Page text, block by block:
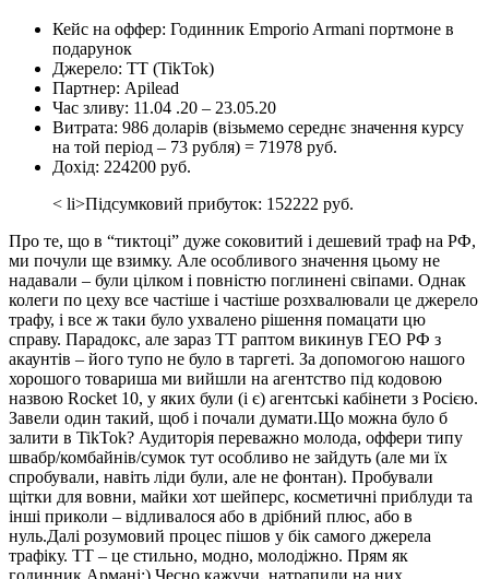
Кейс на оффер: Годинник Emporio Armani портмоне в
подарунок
Джерело: ТТ (TikTok)
Партнер: Apilead
Час зливу: 11.04 .20 – 23.05.20
Витрата: 986 доларів (візьмемо середнє значення курсу
на той період – 73 рубля) = 71978 руб.
Дохід: 224200 руб.
< li>Підсумковий прибуток: 152222 руб.
Про те, що в “тиктоці” дуже соковитий і дешевий траф на РФ,
ми почули ще взимку. Але особливого значення цьому не
надавали – були цілком і повністю поглинені свіпами. Однак
колеги по цеху все частіше і частіше розхвалювали це джерело
трафу, і все ж таки було ухвалено рішення помацати цю
справу. Парадокс, але зараз ТТ раптом викинув ГЕО РФ з
акаунтів – його тупо не було в таргеті. За допомогою нашого
хорошого товариша ми вийшли на агентство під кодовою
назвою Rocket 10, у яких були (і є) агентські кабінети з Росією.
Завели один такий, щоб і почали думати.Що можна було б
залити в TikTok? Аудиторія переважно молода, оффери типу
швабр/комбайнів/сумок тут особливо не зайдуть (але ми їх
спробували, навіть ліди були, але не фонтан). Пробували
щітки для вовни, майки хот шейперс, косметичні приблуди та
інші приколи – відливалося або в дрібний плюс, або в
нуль.Далі розумовий процес пішов у бік самого джерела
трафіку. ТТ – це стильно, модно, молодіжно. Прям як